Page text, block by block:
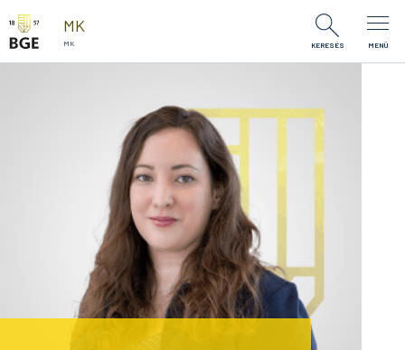
Ugrás a tartalomra
MK
MK KERESÉS MENÜ